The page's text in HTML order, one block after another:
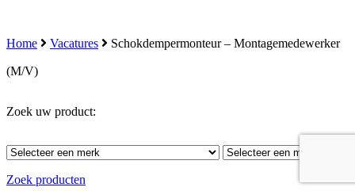
Home Vacatures Schokdempermonteur – Montagemedewerker
(M/V)
Zoek uw product:
Zoek producten